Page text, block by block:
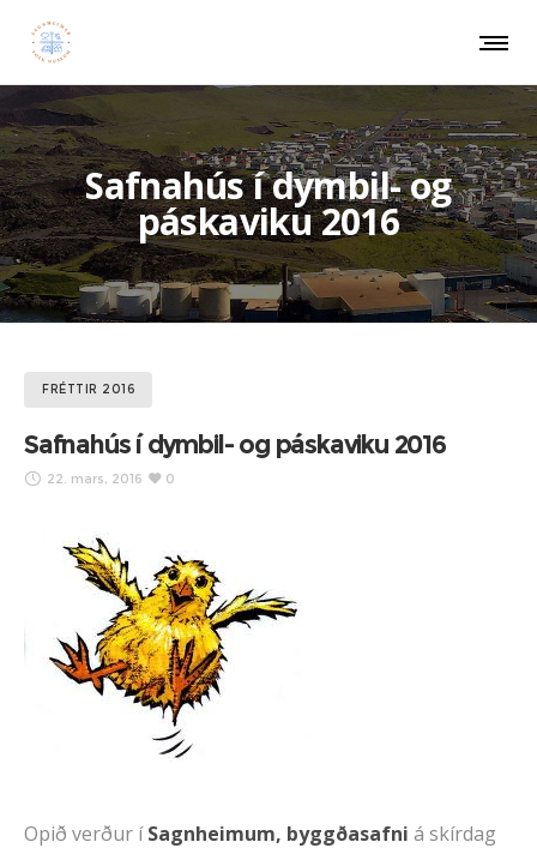
Safnahús í dymbil- og
páskaviku 2016
FRÉTTIR 2016
Safnahús í dymbil- og páskaviku 2016
22. mars, 2016 0
Opið verður íSagnheimum, byggðasafni á skírdag